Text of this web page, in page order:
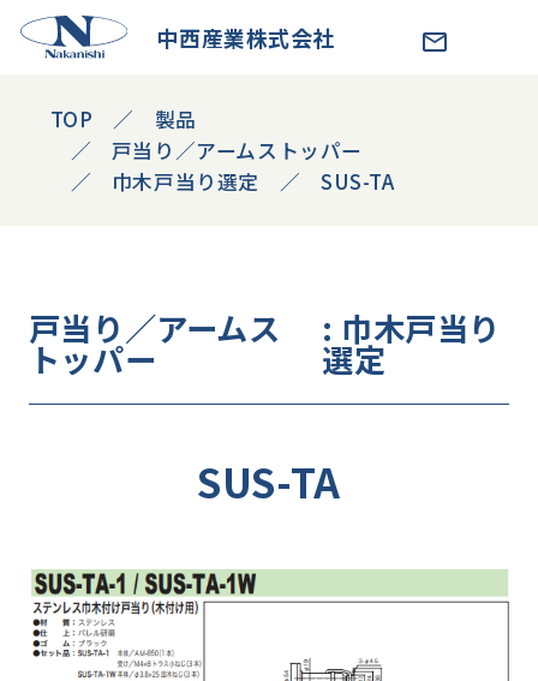
中西産業株式会社
TOP
製品
戸当り／アームストッパー
巾木戸当り選定
SUS-TA
戸当り／アームス
トッパー
: 巾木戸当り
選定
SUS-TA